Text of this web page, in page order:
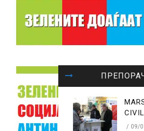
CIVIL
09/